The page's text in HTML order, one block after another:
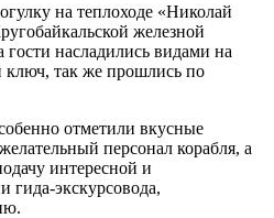
на теплоходе «Николай
железной
насладились видами на
так же прошлись по
отметили вкусные
персонал корабля, а
интересной и
гида-экскурсовода,